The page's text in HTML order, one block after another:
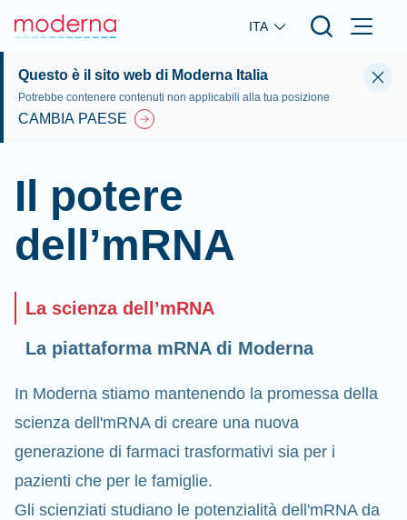
Skip to main content
ITA
Questo è il sito web di Moderna Italia
Potrebbe contenere contenuti non applicabili alla tua posizione
CAMBIA PAESE
Il potere
dell’mRNA
La scienza dell’mRNA
La piattaforma mRNA di Moderna
In Moderna stiamo mantenendo la promessa della
scienza dell'mRNA di creare una nuova
generazione di farmaci trasformativi sia per i
pazienti che per le famiglie.
Gli scienziati studiano le potenzialità dell'mRNA da